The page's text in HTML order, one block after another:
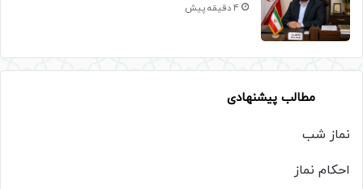
4 دقیقه پیش
مطالب پیشنهادی
نماز شب
احکام نماز